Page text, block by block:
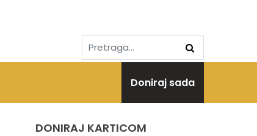
Doniraj sada
DONIRAJ KARTICOM